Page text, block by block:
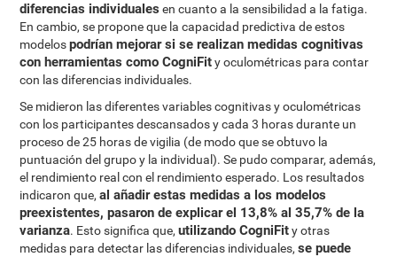
diferencias individuales en cuanto a la sensibilidad a la fatiga.
En cambio, se propone que la capacidad predictiva de estos
modelospodrían mejorar si se realizan medidas cognitivas
con herramientas como CogniFity oculométricas para contar
con las diferencias individuales.
Se midieron las diferentes variables cognitivas y oculométricas
con los participantes descansados y cada 3 horas durante un
proceso de 25 horas de vigilia (de modo que se obtuvo la
puntuación del grupo y la individual). Se pudo comparar, además,
el rendimiento real con el rendimiento esperado. Los resultados
indicaron que,al añadir estas medidas a los modelos
preexistentes, pasaron de explicar el 13,8% al 35,7% de la
varianza. Esto significa que,utilizando CogniFity otras
medidas para detectar las diferencias individuales,se puede